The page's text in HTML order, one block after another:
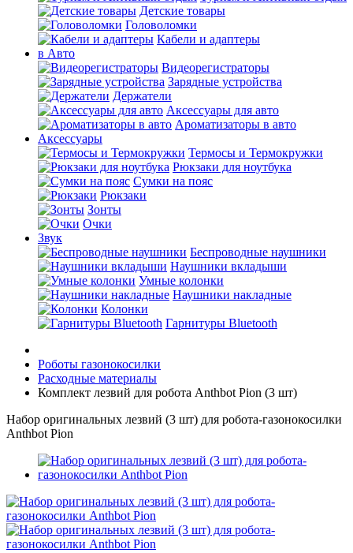
Детские товары
Головоломки
Кабели и адаптеры
в Авто
Видеорегистраторы
Зарядные устройства
Держатели
Аксессуары для авто
Ароматизаторы в авто
Аксессуары
Термосы и Термокружки
Рюкзаки для ноутбука
Сумки на пояс
Рюкзаки
Зонты
Очки
Звук
Беспроводные наушники
Наушники вкладыши
Умные колонки
Наушники накладные
Колонки
Гарнитуры Bluetooth
Роботы газонокосилки
Расходные материалы
Комплект лезвий для робота Anthbot Pion (3 шт)
Набор оригинальных лезвий (3 шт) для робота-газонокосилки
Anthbot Pion